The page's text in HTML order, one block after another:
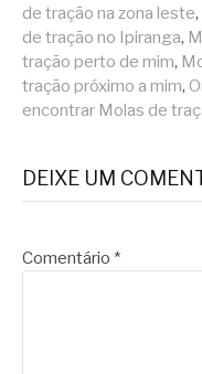
de tração na zona leste,
de tração no Ipiranga,
tração perto de mim,
tração próximo a mim,
encontrar Molas de
DEIXE UM
Comentário *